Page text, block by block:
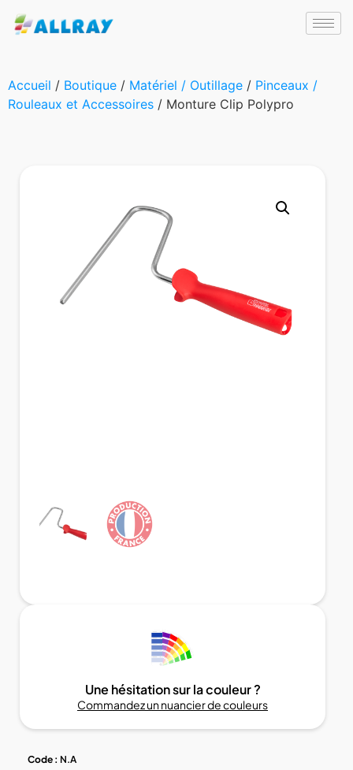
Accueil / Boutique / Matériel / Outillage / Pinceaux /
Rouleaux et Accessoires / Monture Clip Polypro
Une hésitation sur la couleur ?
Commandez un nuancier de couleurs
Code : N.A